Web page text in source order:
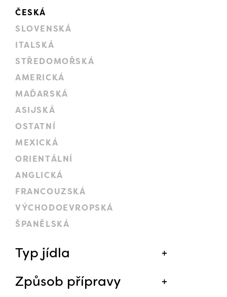
ČESKÁ
SLOVENSKÁ
ITALSKÁ
STŘEDOMOŘSKÁ
AMERICKÁ
MAĎARSKÁ
ASIJSKÁ
OSTATNÍ
MEXICKÁ
ORIENTÁLNÍ
ANGLICKÁ
FRANCOUZSKÁ
VÝCHODOEVROPSKÁ
ŠPANĚLSKÁ
Typ jídla
Způsob přípravy